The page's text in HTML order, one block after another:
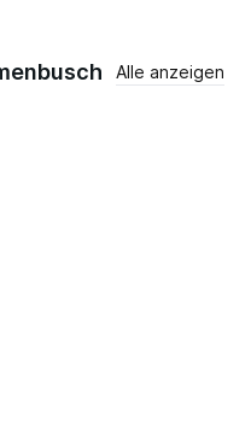
Alle anzeigen